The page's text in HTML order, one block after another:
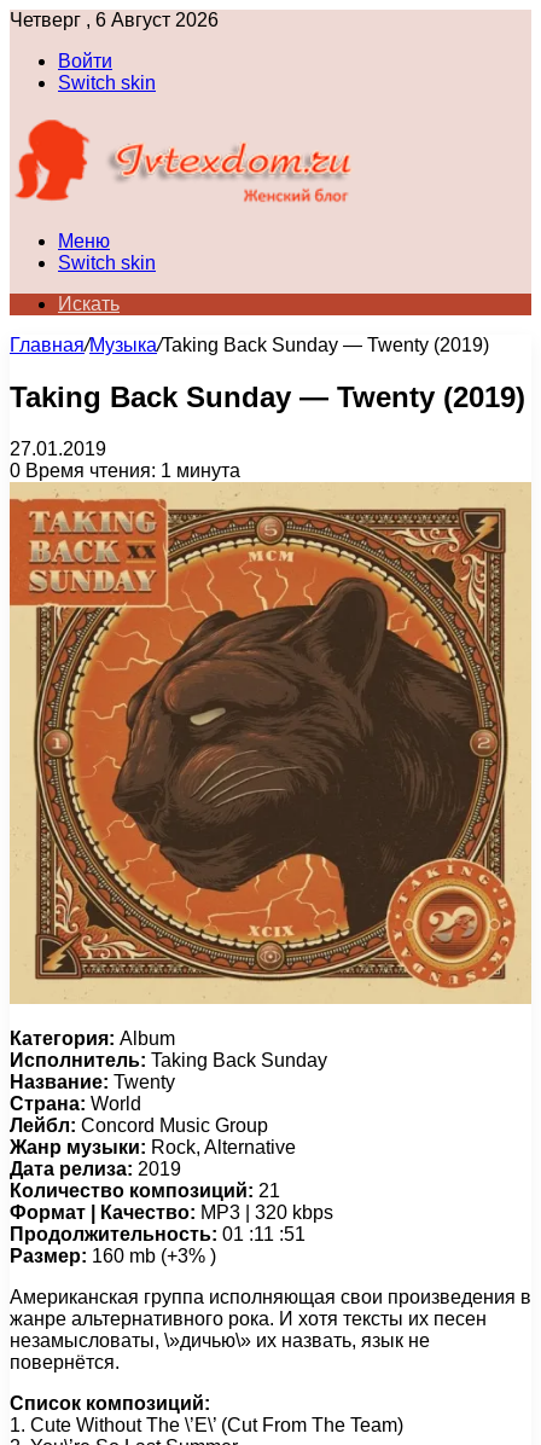
Четверг , 6 Август 2026
Войти
Switch skin
Меню
Switch skin
Искать
Главная/Музыка/Taking Back Sunday — Twenty (2019)
Taking Back Sunday — Twenty (2019)
27.01.2019
0 Время чтения: 1 минута
Категория: Album
Исполнитель: Taking Back Sunday
Название: Twenty
Страна: World
Лейбл: Concord Music Group
Жанр музыки: Rock, Alternative
Дата релиза: 2019
Количество композиций: 21
Формат | Качество: MP3 | 320 kbps
Продолжительность: 01 :11 :51
Размер: 160 mb (+3% )
Американская группа исполняющая свои произведения в
жанре альтернативного рока. И хотя тексты их песен
незамысловаты, \»дичью\» их назвать, язык не
повернётся.
Список композиций:
1. Cute Without The \’E\’ (Cut From The Team)